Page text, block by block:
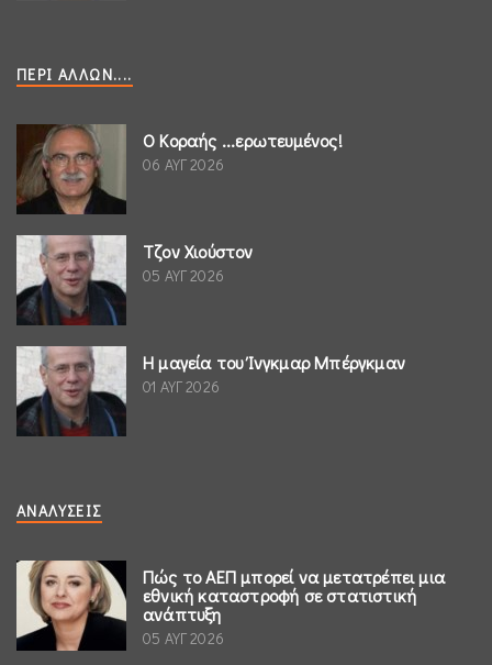
ΠΕΡΊ ΆΛΛΩΝ....
Ο Κοραής ...ερωτευμένος!
06 ΑΥΓ 2026
Τζον Χιούστον
05 ΑΥΓ 2026
Η μαγεία του Ίνγκμαρ Μπέργκμαν
01 ΑΥΓ 2026
ΑΝΑΛΎΣΕΙΣ
Πώς το ΑΕΠ μπορεί να μετατρέπει μια
εθνική καταστροφή σε στατιστική
ανάπτυξη
05 ΑΥΓ 2026